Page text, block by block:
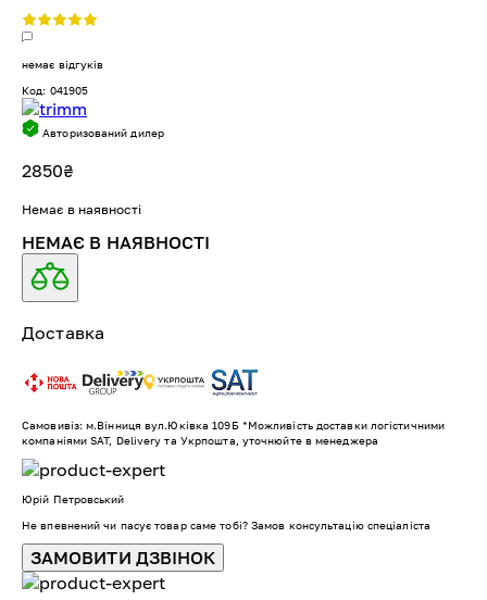
немає відгуків
Код: 041905
Авторизований дилер
2850₴
Немає в наявності
НЕМАЄ В НАЯВНОСТІ
Доставка
Самовивіз: м.Вінниця вул.Юківка 109Б *Можливість доставки логістичними
компаніями SAT, Delivery та Укрпошта, уточнюйте в менеджера
Юрій Петровський
Не впевнений чи пасує товар саме тобі? Замов консультацію спеціаліста
ЗАМОВИТИ ДЗВІНОК